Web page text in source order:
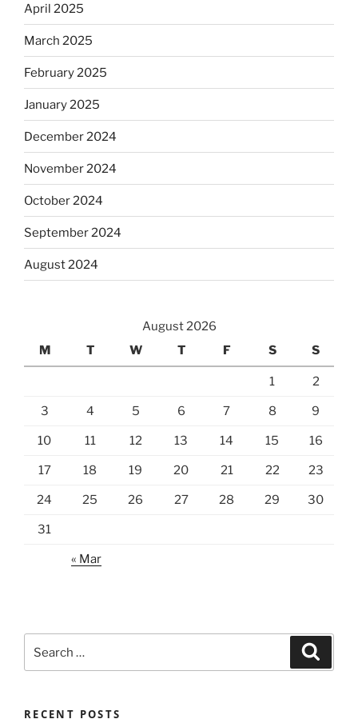
April 2025
March 2025
February 2025
January 2025
December 2024
November 2024
October 2024
September 2024
August 2024
August 2026
M
T W T F S S
1 2
3 4 5 6 7 8 9
10 11 12 13 14 15 16
17 18 19 20 21 22 23
24 25 26 27 28 29 30
31
« Mar
for:
RECENT POSTS